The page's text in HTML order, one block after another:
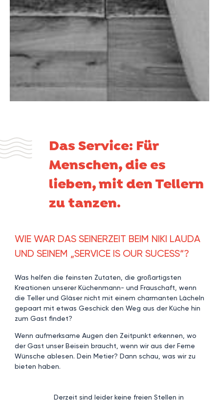
Das Service: Für
Menschen, die es
lieben, mit den Tellern
zu tanzen.
WIE WAR DAS SEINERZEIT BEIM NIKI LAUDA
UND SEINEM „SERVICE IS OUR SUCESS“?
Was helfen die feinsten Zutaten, die großartigsten
Kreationen unserer Küchenmann- und Frauschaft, wenn
die Teller und Gläser nicht mit einem charmanten Lächeln
gepaart mit etwas Geschick den Weg aus der Küche hin
zum Gast findet?
Wenn aufmerksame Augen den Zeitpunkt erkennen, wo
der Gast unser Beisein braucht, wenn wir aus der Ferne
Wünsche ablesen. Dein Metier? Dann schau, was wir zu
bieten haben.
Derzeit sind leider keine freien Stellen in